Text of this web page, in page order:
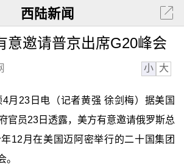
西陆新闻
意邀请普京出席G20峰会
小 大
月23日电（记者黄强 徐剑梅）据美国
官员23日透露，美方有意邀请俄罗斯总
12月在美国迈阿密举行的二十国集团
。